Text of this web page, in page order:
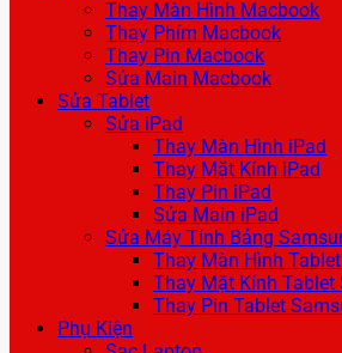
Thay Màn Hình Macbook
Thay Phím Macbook
Thay Pin Macbook
Sửa Main Macbook
Sửa Tablet
Sửa iPad
Thay Màn Hình iPad
Thay Mặt Kính iPad
Thay Pin iPad
Sửa Main iPad
Sửa Máy Tính Bảng
Thay Màn Hình
Thay Mặt Kính Tablet
Thay Pin Tablet
Phụ Kiện